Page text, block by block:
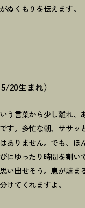
ぬくもりを伝えます。
20生まれ）
う言葉から少し離れ、
す。多忙な朝、ササッ
ありません。でも、ほ
にゆったり時間を割い
い出せそう。息が詰ま
けてくれますよ。